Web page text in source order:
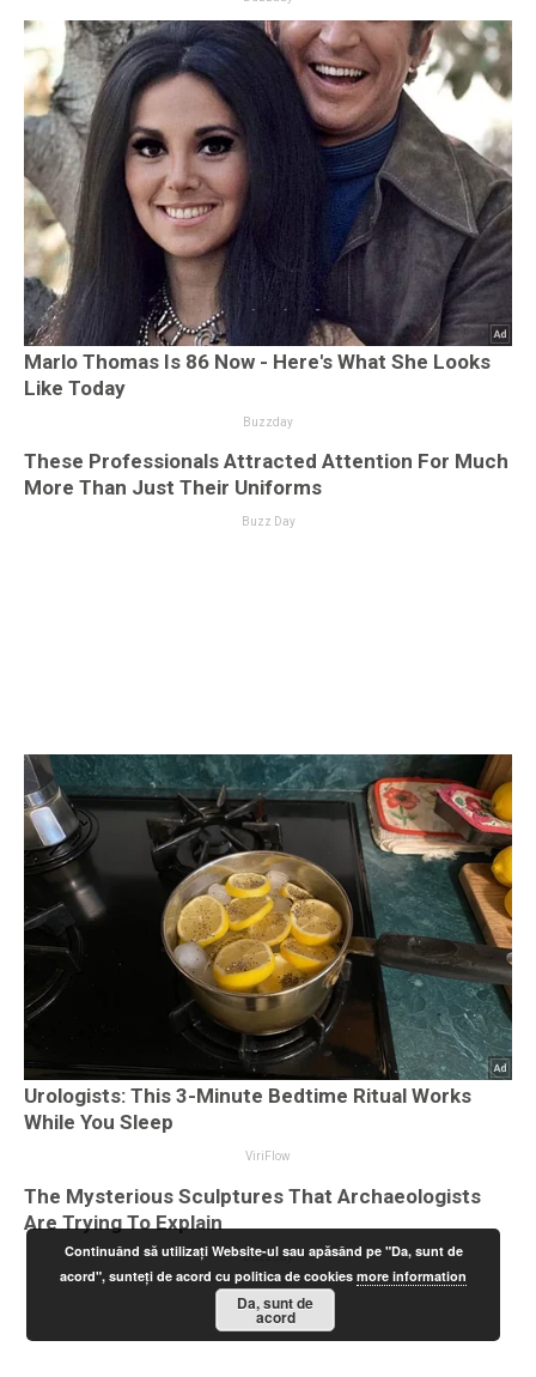
Continuând să utilizați Website-ul sau apăsând pe "Da, sunt de
acord", sunteți de acord cu politica de cookiesmore information
Da, sunt de
acord